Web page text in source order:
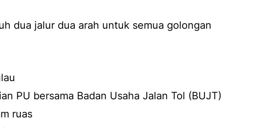
dua jalur dua arah untuk semua golongan
PU bersama Badan Usaha Jalan Tol (BUJT)
ruas